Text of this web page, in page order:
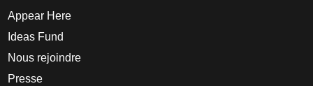
Appear Here
Ideas Fund
Nous rejoindre
Presse